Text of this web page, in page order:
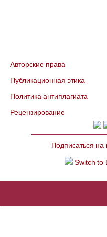
Авторские права
Публикационная этика
Политика антиплагиата
Рецензирование
Подписаться на
Switch to